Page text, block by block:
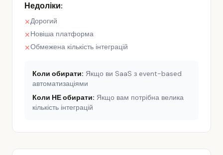
Недоліки:
✕Дорогий
✕Новіша платформа
✕Обмежена кількість інтеграцій
Коли обирати: Якщо ви SaaS з event-based
автоматизаціями
Коли НЕ обирати: Якщо вам потрібна велика
кількість інтеграцій